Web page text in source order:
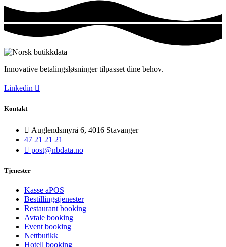
Innovative betalingsløsninger tilpasset dine behov.
Linkedin
Kontakt
Auglendsmyrå 6, 4016 Stavanger
47 21 21 21
post@nbdata.no
Tjenester
Kasse aPOS
Bestillingstjenester
Restaurant booking
Avtale booking
Event booking
Nettbutikk
Hotell booking